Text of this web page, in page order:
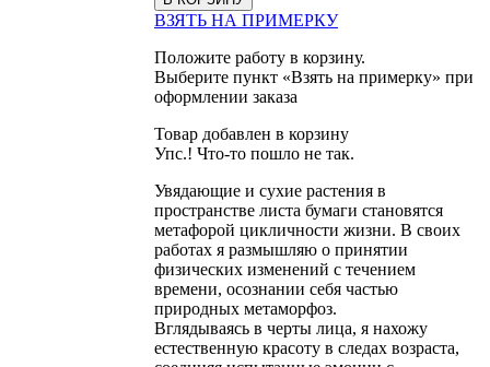
ВЗЯТЬ НА ПРИМЕРКУ
Положите работу в корзину.
Выберите пункт «Взять на примерку» при
оформлении заказа
Товар добавлен в корзину
Упс.! Что-то пошло не так.
Увядающие и сухие растения в
пространстве листа бумаги становятся
метафорой цикличности жизни. В своих
работах я размышляю о принятии
физических изменений с течением
времени, осознании себя частью
природных метаморфоз.
Вглядываясь в черты лица, я нахожу
естественную красоту в следах возраста,